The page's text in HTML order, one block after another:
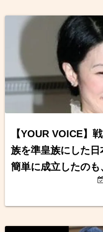
【YOUR VOICE】
族を準皇族にした
簡単に成立したのも